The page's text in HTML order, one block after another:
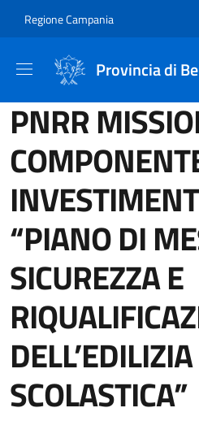
Regione Campania
Provincia di
PNRR
“PIANO DI
SICUREZZA E
DELL’EDILIZIA
SCOLASTICA”